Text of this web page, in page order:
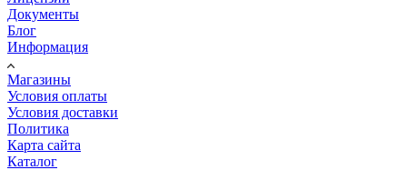
Документы
Блог
Информация
Магазины
Условия оплаты
Условия доставки
Политика
Карта сайта
Каталог